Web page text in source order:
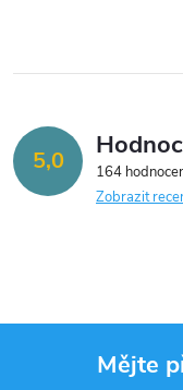
l
d
a
p
5,0
164
Zobrazit
Mějte